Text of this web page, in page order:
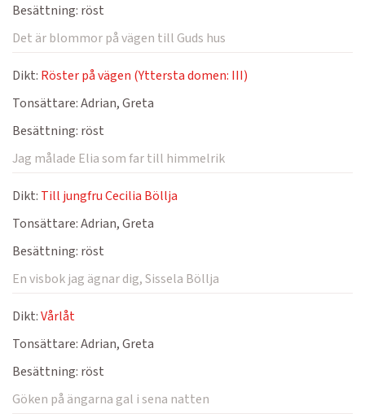
Besättning: röst
Det är blommor på vägen till Guds hus
Dikt: Röster på vägen (Yttersta domen: III)
Tonsättare:Adrian, Greta
Besättning: röst
Jag målade Elia som far till himmelrik
Dikt: Till jungfru Cecilia Böllja
Tonsättare:Adrian, Greta
Besättning: röst
En visbok jag ägnar dig, Sissela Böllja
Dikt:Vårlåt
Tonsättare:Adrian, Greta
Besättning: röst
Göken på ängarna gal i sena natten